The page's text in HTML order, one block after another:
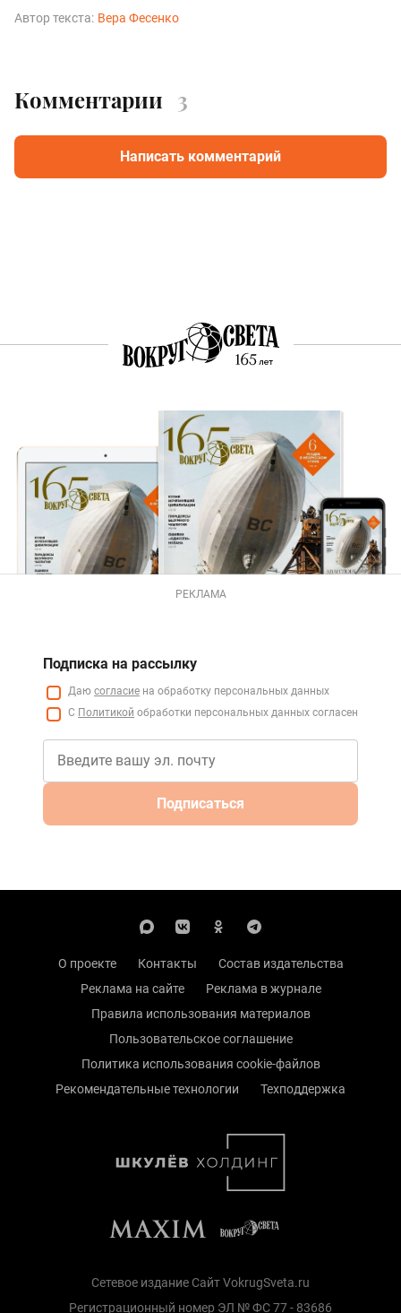
Автор текста: Вера Фесенко
Комментарии 3
Написать комментарий
РЕКЛАМА
Подписка на рассылку
Даю согласие на обработку персональных данных
С Политикой обработки персональных данных согласен
Подписаться
О проекте Контакты
Состав издательства
Реклама на сайте
Реклама в журнале
Правила использования материалов
Пользовательское соглашение
Политика использования cookie-файлов
Рекомендательные технологии
Техподдержка
Сетевое издание Сайт VokrugSveta.ru
Регистрационный номер ЭЛ № ФС 77 - 83686